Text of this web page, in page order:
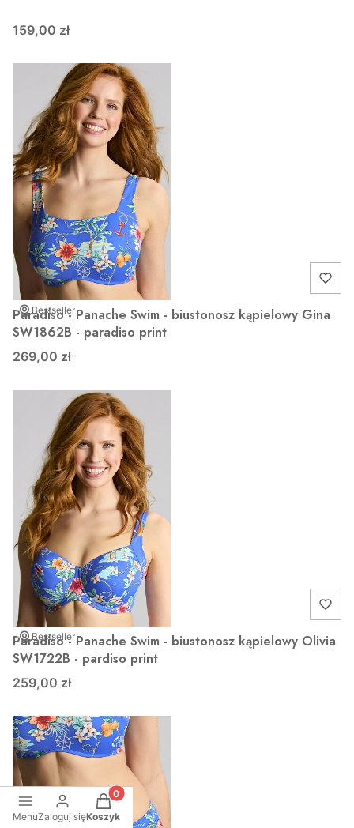
159,00 zł
Bestseller
Paradiso - Panache Swim - biustonosz kąpielowy Gina
SW1862B - paradiso print
269,00 zł
Bestseller
Paradiso - Panache Swim - biustonosz kąpielowy Olivia
SW1722B - pardiso print
259,00 zł
MenuZaloguj się
Produkty w koszyku: 0. Zobacz szczegóły
Koszyk